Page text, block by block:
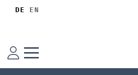
DE EN